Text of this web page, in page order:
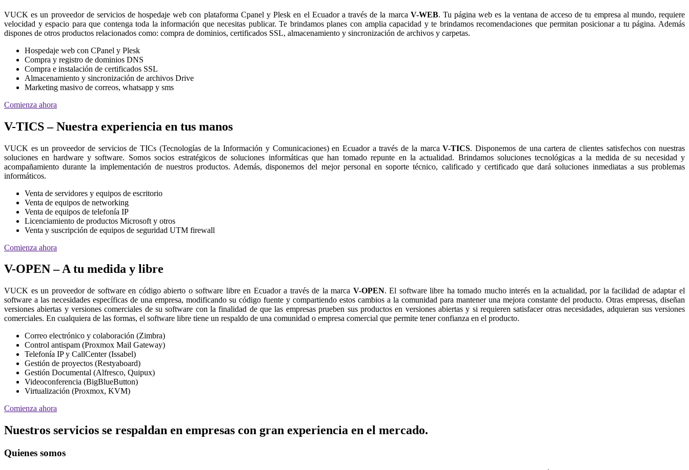
VUCK es un proveedor de servicios de hospedaje web con plataforma Cpanel y Plesk en el Ecuador a través de la marca V-WEB. Tu página web es la ventana de acceso de tu empresa al mundo, requiere
velocidad y espacio para que contenga toda la información que necesitas publicar. Te brindamos planes con amplia capacidad y te brindamos recomendaciones que permitan posicionar a tu página. Además
dispones de otros productos relacionados como: compra de dominios, certificados SSL, almacenamiento y sincronización de archivos y carpetas.
Hospedaje web con CPanel y Plesk
Compra y registro de dominios DNS
Compra e instalación de certificados SSL
Almacenamiento y sincronización de archivos Drive
Marketing masivo de correos, whatsapp y sms
Comienza ahora
V-TICS – Nuestra experiencia en tus manos
VUCK es un proveedor de servicios de TICs (Tecnologías de la Información y Comunicaciones) en Ecuador a través de la marcaV-TICS. Disponemos de una cartera de clientes satisfechos con nuestras
soluciones en hardware y software. Somos socios estratégicos de soluciones informáticas que han tomado repunte en la actualidad. Brindamos soluciones tecnológicas a la medida de su necesidad y
acompañamiento durante la implementación de nuestros productos. Además, disponemos del mejor personal en soporte técnico, calificado y certificado que dará soluciones inmediatas a sus problemas
informáticos.
Venta de servidores y equipos de escritorio
Venta de equipos de networking
Venta de equipos de telefonía IP
Licenciamiento de productos Microsoft y otros
Venta y suscripción de equipos de seguridad UTM firewall
Comienza ahora
V-OPEN – A tu medida y libre
VUCK es un proveedor de software en código abierto o software libre en Ecuador a través de la marca V-OPEN. El software libre ha tomado mucho interés en la actualidad, por la facilidad de adaptar el
software a las necesidades específicas de una empresa, modificando su código fuente y compartiendo estos cambios a la comunidad para mantener una mejora constante del producto. Otras empresas, diseñan
versiones abiertas y versiones comerciales de su software con la finalidad de que las empresas prueben sus productos en versiones abiertas y si requieren satisfacer otras necesidades, adquieran sus versiones
comerciales. En cualquiera de las formas, el software libre tiene un respaldo de una comunidad o empresa comercial que permite tener confianza en el producto.
Correo electrónico y colaboración (Zimbra)
Control antispam (Proxmox Mail Gateway)
Telefonía IP y CallCenter (Issabel)
Gestión de proyectos (Restyaboard)
Gestión Documental (Alfresco, Quipux)
Videoconferencia (BigBlueButton)
Virtualización (Proxmox, KVM)
Comienza ahora
Nuestros servicios se respaldan en empresas con gran experiencia en el mercado.
Quienes somos